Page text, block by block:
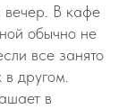
вечер. В кафе
обычно не
все занято
другом.
в